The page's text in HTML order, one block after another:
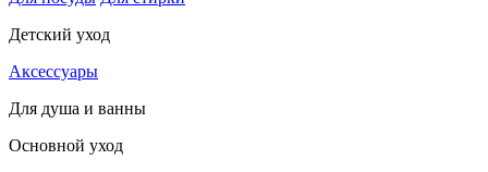
Детский уход
Аксессуары
Для душа и ванны
Основной уход